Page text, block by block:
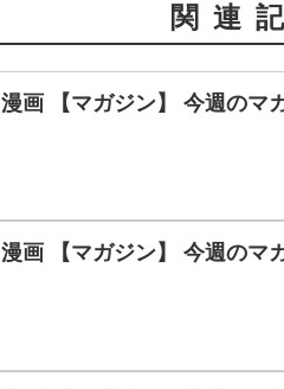
関連
漫画 【マガジン】 今週のマ
漫画 【マガジン】 今週のマ